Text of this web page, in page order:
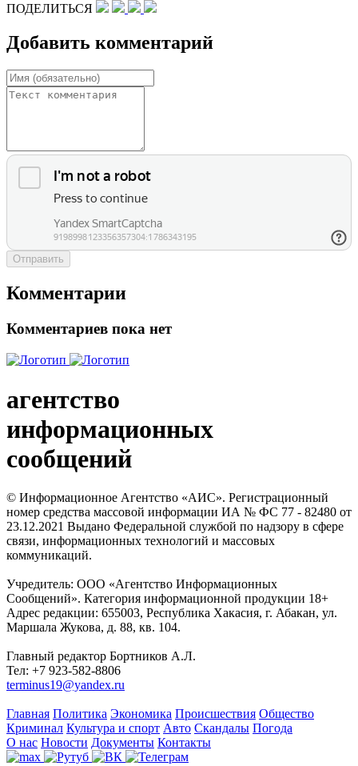
ПОДЕЛИТЬСЯ
Добавить комментарий
Отправить
Комментарии
Комментариев пока нет
агентство
информационных
сообщений
© Информационное Агентство «АИС». Регистрационный
номер средства массовой информации ИА № ФС 77 - 82480 от
23.12.2021 Выдано Федеральной службой по надзору в сфере
связи, информационных технологий и массовых
коммуникаций.
Учредитель: ООО «Агентство Информационных
Сообщений». Категория информационной продукции 18+
Адрес редакции: 655003, Республика Хакасия, г. Абакан, ул.
Маршала Жукова, д. 88, кв. 104.
Главный редактор Бортников А.Л.
Тел: +7 923-582-8806
terminus19@yandex.ru
Главная Политика Экономика Происшествия Общество
Криминал Культура и спорт Авто Скандалы Погода
О нас Новости Документы Контакты